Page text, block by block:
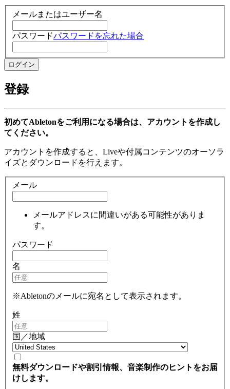
メールまたはユーザー名
パスワードパスワードを忘れた場合
登録
初めてAbletonをご利用になる場合は、アカウントを作成し
てください。
アカウントを作成すると、Liveや付属コンテンツのオーソラ
イズとダウンロードを行えます。
メール
メールアドレスに間違いがある可能性がありま
す。
パスワード
名
※Abletonのメールに宛名として表示されます。
姓
国／地域
無料ダウンロードや割引情報、音楽制作のヒントをお届
けします。